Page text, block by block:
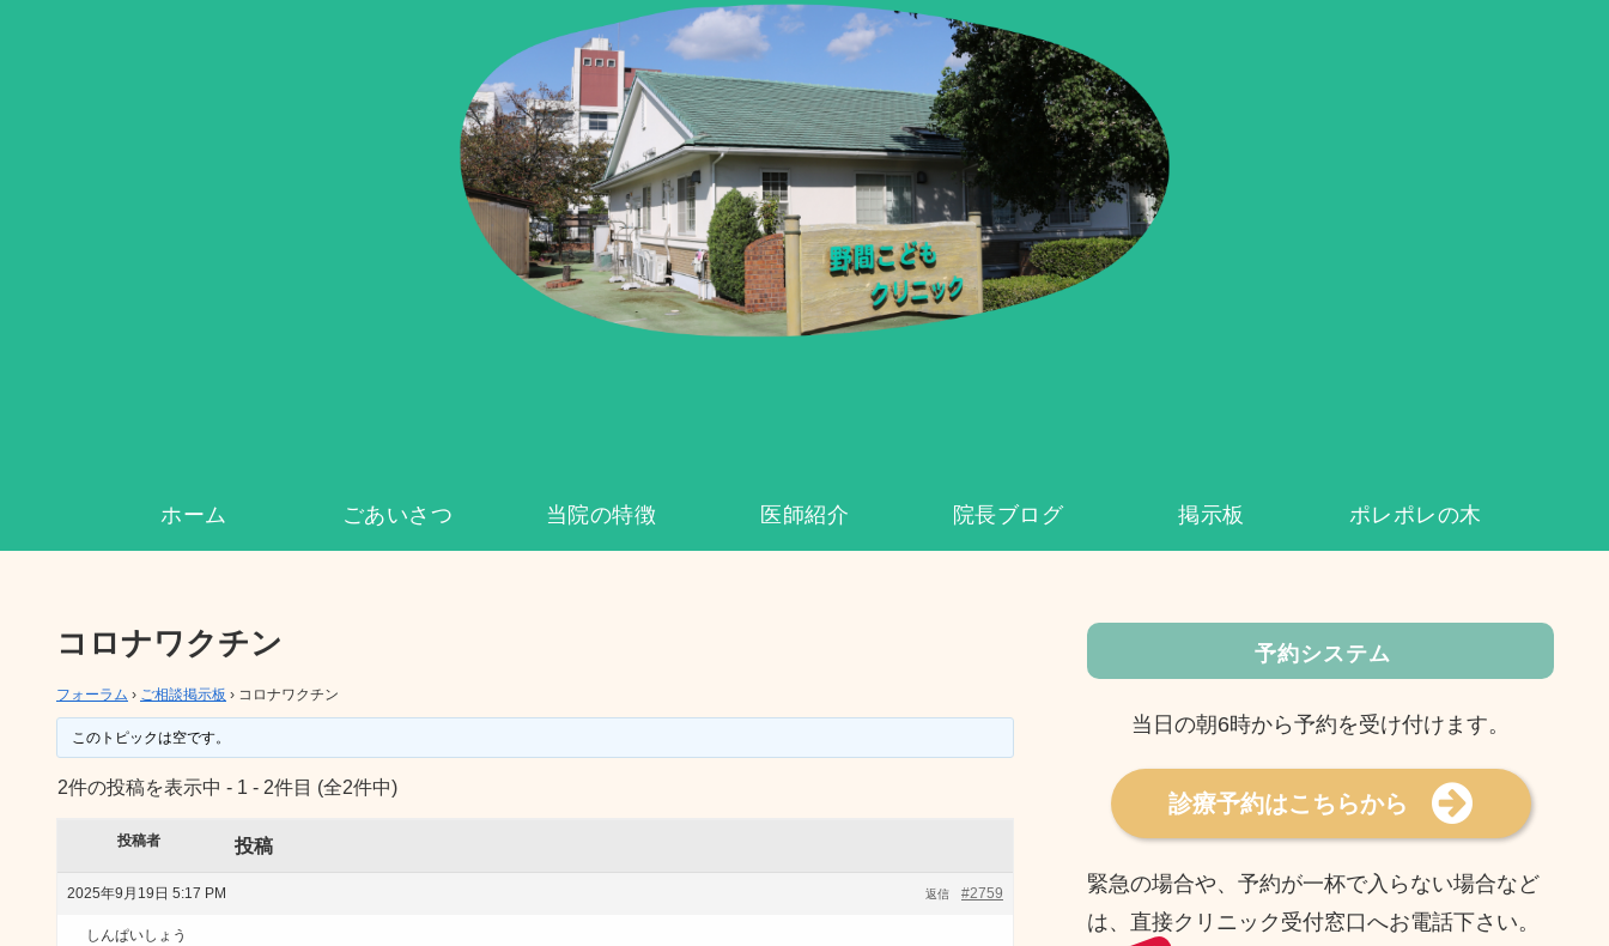
ホーム ごあいさつ 当院の特徴 医師紹介 院長ブログ 掲示板 ポレポレの木
コロナワクチン
フォーラム › ご相談掲示板 › コロナワクチン
このトピックは空です。
2件の投稿を表示中 - 1 - 2件目 (全2件中)
投稿者 投稿
2025年9月19日 5:17 PM #2759
返信
しんぱいしょう
予約システム
当日の朝6時から予約を受け付けます。
診療予約はこちらから
緊急の場合や、予約が一杯で入らない場合など
は、直接クリニック受付窓口へお電話下さい。